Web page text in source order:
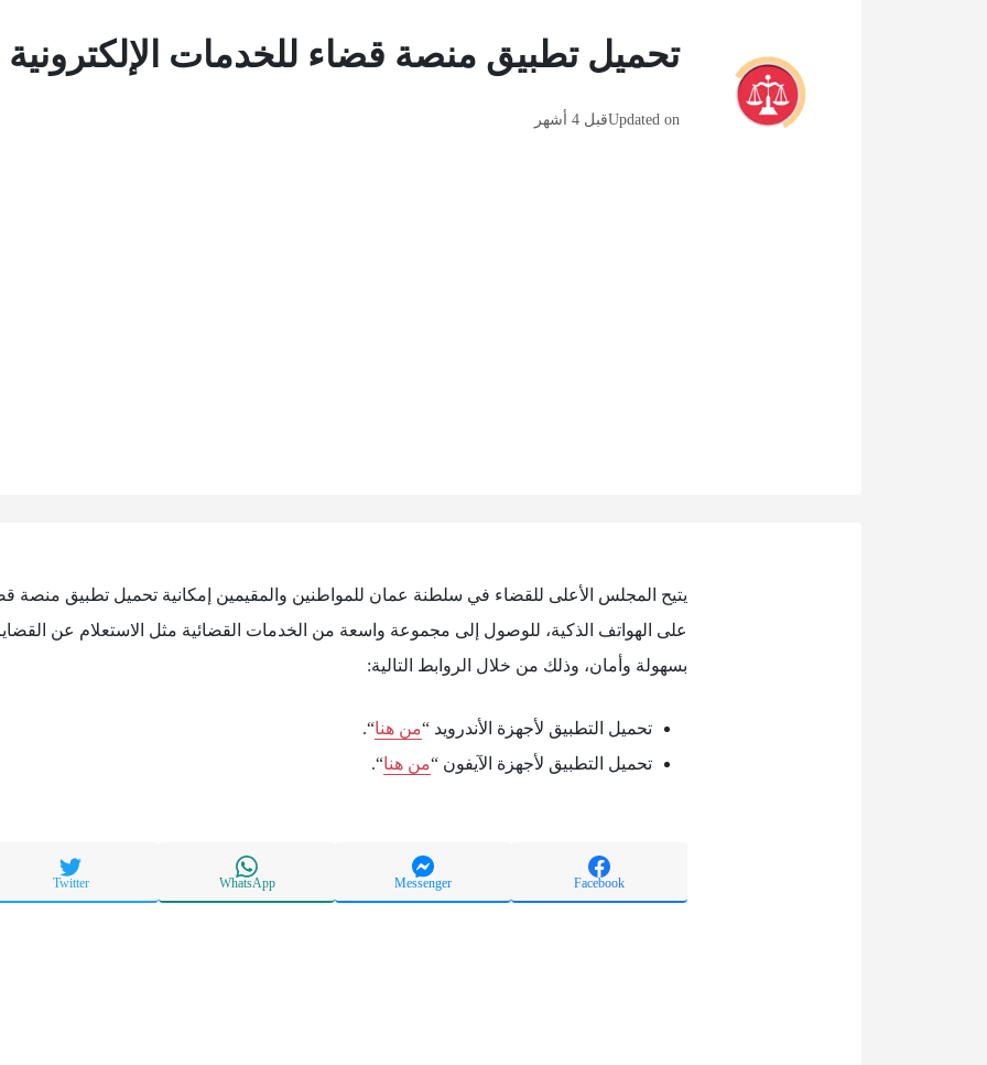
تحميل تطبيق منصة قضاء للخدمات الإلكترونية
Updated onقبل 4 أشهر
يتيح المجلس الأعلى للقضاء في سلطنة عمان للمواطنين والمقيمين إمكانية تحميل تطبيق منصة
على الهواتف الذكية، للوصول إلى مجموعة واسعة من الخدمات القضائية مثل الاستعلام عن
بسهولة وأمان، وذلك من خلال الروابط التالية:
تحميل التطبيق لأجهزة الأندرويد “من هنا“.
تحميل التطبيق لأجهزة الآيفون “من هنا“.
Facebook
Messenger
WhatsApp
Twitter